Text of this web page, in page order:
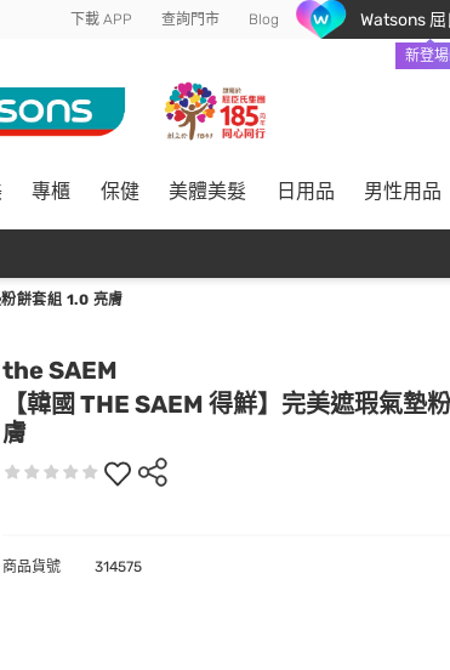
下載 APP 查詢門市 Blog Watsons
新登
專櫃 保健 美體美髮 日用品 男性用品
餅套組 1.0 亮膚
the SAEM
【韓國 THE SAEM 得鮮】完美遮瑕氣墊
膚
商品貨號 314575